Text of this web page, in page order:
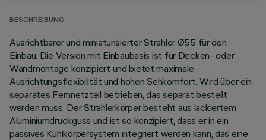
BESCHREIBUNG
Ausrichtbarer und miniaturisierter Strahler Ø55 für den
Einbau. Die Version mit Einbaubasis ist für Decken- oder
Wandmontage konzipiert und bietet maximale
Ausrichtungsflexibilität und hohen Sehkomfort. Wird über ein
separates Fernnetzteil betrieben, das separat bestellt
werden muss. Der Strahlerkörper besteht aus lackiertem
Aluminiumdruckguss und ist so konzipiert, dass er in ein
passives Kühlkörpersystem integriert werden kann, das eine